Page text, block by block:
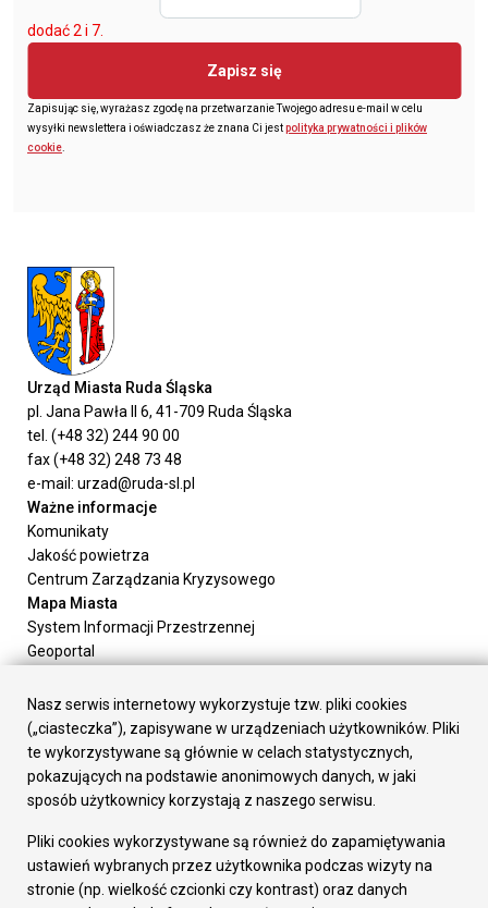
dodać 2 i 7.
Zapisz się
Zapisując się, wyrażasz zgodę na przetwarzanie Twojego adresu e-mail w celu
wysyłki newslettera i oświadczasz że znana Ci jestpolityka prywatności i plików
cookie
Urząd Miasta Ruda Śląska
pl. Jana Pawła II 6, 41-709 Ruda Śląska
tel. (+48 32) 244 90 00
fax (+48 32) 248 73 48
e-mail: urzad@ruda-sl.pl
Ważne informacje
Komunikaty
Jakość powietrza
Centrum Zarządzania Kryzysowego
Mapa Miasta
System Informacji Przestrzennej
Geoportal
Załatw sprawę
Prezydent Miasta
Rada Miasta
Wydziały
Elektroniczna Skrzynka Podawcza
Gospodarka
Fundusze europejskie
Środki krajowe
Nasz serwis internetowy wykorzystuje tzw. pliki cookies
(„ciasteczka”), zapisywane w urządzeniach użytkowników. Pliki
te wykorzystywane są głównie w celach statystycznych,
pokazujących na podstawie anonimowych danych, w jaki
sposób użytkownicy korzystają z naszego serwisu.
Pliki cookies wykorzystywane są również do zapamiętywania
ustawień wybranych przez użytkownika podczas wizyty na
stronie (np. wielkość czcionki czy kontrast) oraz danych